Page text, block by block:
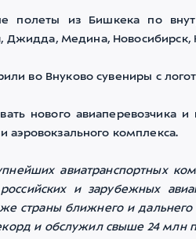
полеты из Бишкека по
Медина, Новосибирск,
во Внуково сувениры с
нового авиаперевозчика и
аэровокзального комплекса.
авиатранспортных
и зарубежных
страны ближнего и
и обслужил свыше 24 млн